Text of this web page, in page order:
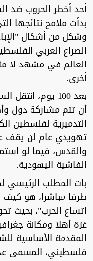
أحد أخطر الحروب ضد
بدأت ملامح نتائجها
وشكل من أشكال
الصراع العربي
العالم في مشهد لا
أخرى.
بعد 100 يوم،
أن تتم مشاركة دول
التدميرية لفلسطين
تهويدي عام لن يقف
والقدس، فيما لو
الفاشية اليهودية.
بات المطلب
طرفا مباشرا، هو
اتساع الحرب"، بحيث
غزة أهلا ومكانة
المقدمة الأساسية
فلسطيني، المسمى